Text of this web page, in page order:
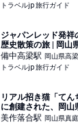
トラベルjp 旅行ガイド
ジャパンレッド発
歴史散策の旅 | 岡山
備中高梁駅 岡山県高
トラベルjp 旅行ガイド
リアル招き猫「て
に創建された、岡山
紹介 【楽天トラベ
美作落合駅 岡山県真